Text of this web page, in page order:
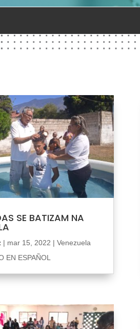
SE BATIZAM NA
| mar 15, 2022 | Venezuela
EN ESPAÑOL